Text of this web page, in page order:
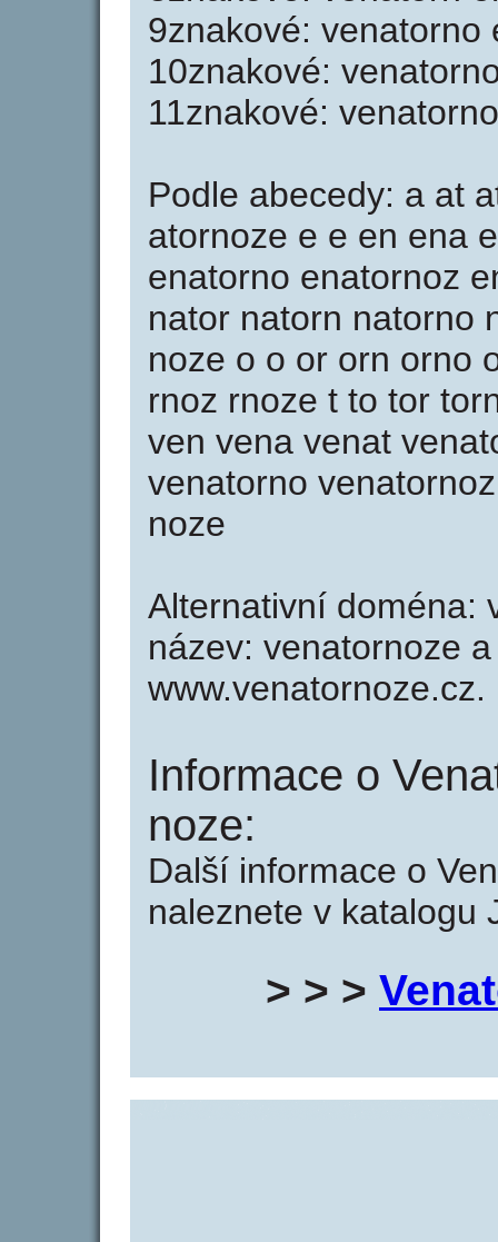
9znakové: venatorno
10znakové:
11znakové:
Podle abecedy: a at
atornoze e e en ena
enatorno enatornoz
nator natorn natorno
noze o o or orn orno
rnoz rnoze t to tor
ven vena venat
venatorno
noze
Alternativní doména:
název: venatornoze
www.venatornoze.cz.
Informace o
noze:
Další informace o
naleznete v katalogu
> > >